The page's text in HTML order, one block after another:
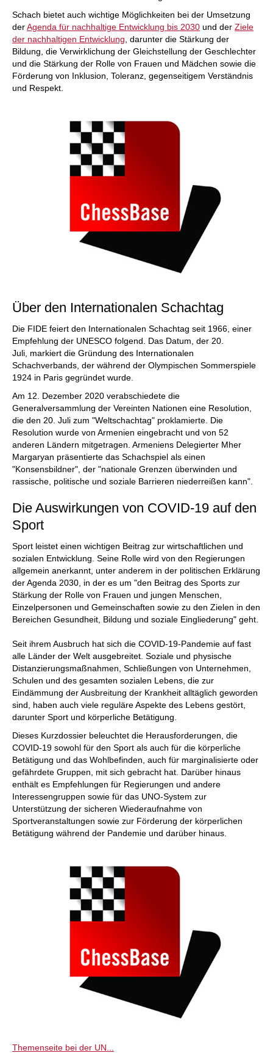
Schach bietet auch wichtige Möglichkeiten bei der Umsetzung
derAgenda für nachhaltige Entwicklung bis 2030 und der Ziele
der nachhaltigen Entwicklung , darunter die Stärkung der
Bildung, die Verwirklichung der Gleichstellung der Geschlechter
und die Stärkung der Rolle von Frauen und Mädchen sowie die
Förderung von Inklusion, Toleranz, gegenseitigem Verständnis
und Respekt.
Über den Internationalen Schachtag
Die FIDE feiert den Internationalen Schachtag seit 1966, einer
Empfehlung der UNESCO folgend. Das Datum, der 20.
Juli, markiert die Gründung des Internationalen
Schachverbands, der während der Olympischen Sommerspiele
1924 in Paris gegründet wurde.
Am 12. Dezember 2020 verabschiedete die
Generalversammlung der Vereinten Nationen eine Resolution,
die den 20. Juli zum "Weltschachtag" proklamierte. Die
Resolution wurde von Armenien eingebracht und von 52
anderen Ländern mitgetragen. Armeniens Delegierter Mher
Margaryan präsentierte das Schachspiel als einen
"Konsensbildner", der "nationale Grenzen überwinden und
rassische, politische und soziale Barrieren niederreißen kann".
Die Auswirkungen von COVID-19 auf den
Sport
Sport leistet einen wichtigen Beitrag zur wirtschaftlichen und
sozialen Entwicklung. Seine Rolle wird von den Regierungen
allgemein anerkannt, unter anderem in der politischen Erklärung
der Agenda 2030, in der es um "den Beitrag des Sports zur
Stärkung der Rolle von Frauen und jungen Menschen,
Einzelpersonen und Gemeinschaften sowie zu den Zielen in den
Bereichen Gesundheit, Bildung und soziale Eingliederung" geht.
Seit ihrem Ausbruch hat sich die COVID-19-Pandemie auf fast
alle Länder der Welt ausgebreitet. Soziale und physische
Distanzierungsmaßnahmen, Schließungen von Unternehmen,
Schulen und des gesamten sozialen Lebens, die zur
Eindämmung der Ausbreitung der Krankheit alltäglich geworden
sind, haben auch viele reguläre Aspekte des Lebens gestört,
darunter Sport und körperliche Betätigung.
Dieses Kurzdossier beleuchtet die Herausforderungen, die
COVID-19 sowohl für den Sport als auch für die körperliche
Betätigung und das Wohlbefinden, auch für marginalisierte oder
gefährdete Gruppen, mit sich gebracht hat. Darüber hinaus
enthält es Empfehlungen für Regierungen und andere
Interessengruppen sowie für das UNO-System zur
Unterstützung der sicheren Wiederaufnahme von
Sportveranstaltungen sowie zur Förderung der körperlichen
Betätigung während der Pandemie und darüber hinaus.
Themenseite bei der UN...